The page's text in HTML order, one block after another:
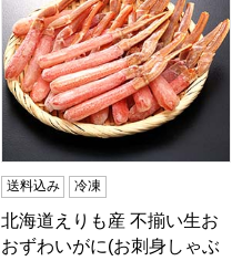
送料込み 冷凍
北海道えりも産 不揃い生お
おずわいがに(お刺身しゃぶ